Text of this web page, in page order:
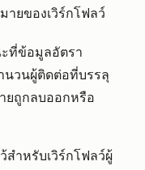
ายของเวิร์กโฟลว์
ที่ข้อมูลอัตรา
นวนผู้ติดต่อที่บรรลุ
ยถูกลบออกหรือ
สำหรับเวิร์กโฟลว์ผู้